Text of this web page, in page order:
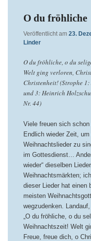
O du fröhliche
Veröffentlicht am 23.
Linder
O du fröhliche, o du
Welt ging verloren,
Christenheit! (Strophe
und 3: Heinrich
Nr. 44)
Viele freuen sich schon
Endlich wieder Zeit,
Weihnachtslieder zu
im Gottesdienst…
wieder“ dieselben
Weihnachtsmärkten;
dieser Lieder hat einen
meisten
wegzudenken.
„O du fröhliche, o du
Weihnachtszeit! Welt
Freue, freue dich, o